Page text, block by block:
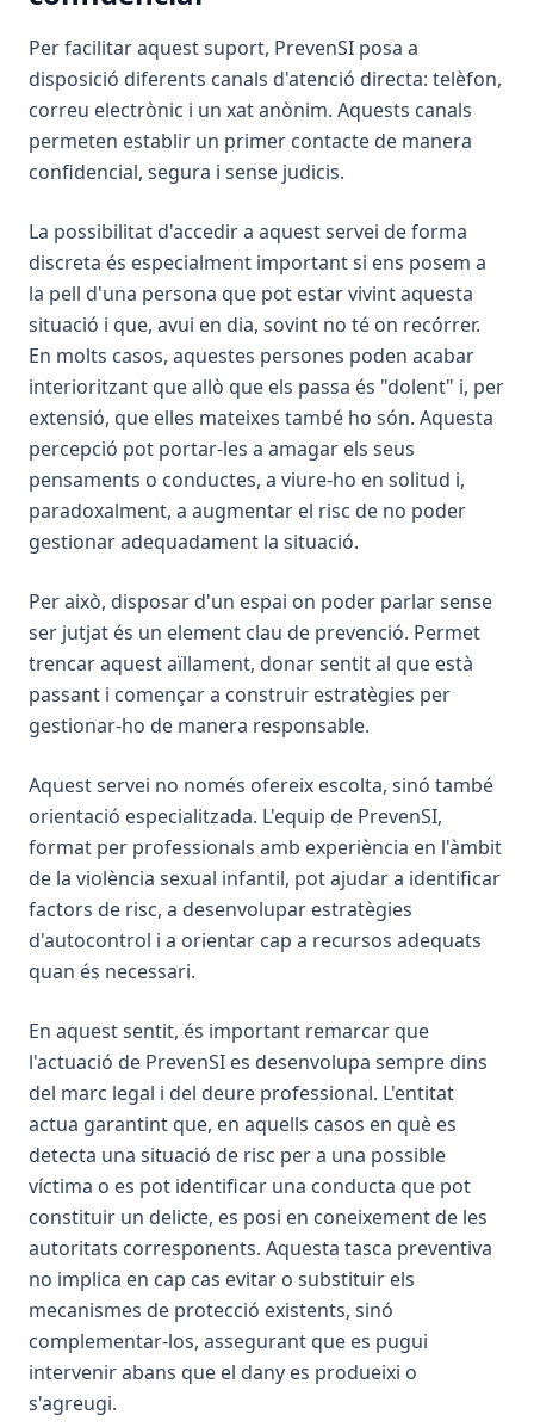
Per facilitar aquest suport, PrevenSI posa a
disposició diferents canals d'atenció directa: telèfon,
correu electrònic i un xat anònim. Aquests canals
permeten establir un primer contacte de manera
confidencial, segura i sense judicis.
La possibilitat d'accedir a aquest servei de forma
discreta és especialment important si ens posem a
la pell d'una persona que pot estar vivint aquesta
situació i que, avui en dia, sovint no té on recórrer.
En molts casos, aquestes persones poden acabar
interioritzant que allò que els passa és "dolent" i, per
extensió, que elles mateixes també ho són. Aquesta
percepció pot portar-les a amagar els seus
pensaments o conductes, a viure-ho en solitud i,
paradoxalment, a augmentar el risc de no poder
gestionar adequadament la situació.
Per això, disposar d'un espai on poder parlar sense
ser jutjat és un element clau de prevenció. Permet
trencar aquest aïllament, donar sentit al que està
passant i començar a construir estratègies per
gestionar-ho de manera responsable.
Aquest servei no només ofereix escolta, sinó també
orientació especialitzada. L'equip de PrevenSI,
format per professionals amb experiència en l'àmbit
de la violència sexual infantil, pot ajudar a identificar
factors de risc, a desenvolupar estratègies
d'autocontrol i a orientar cap a recursos adequats
quan és necessari.
En aquest sentit, és important remarcar que
l'actuació de PrevenSI es desenvolupa sempre dins
del marc legal i del deure professional. L'entitat
actua garantint que, en aquells casos en què es
detecta una situació de risc per a una possible
víctima o es pot identificar una conducta que pot
constituir un delicte, es posi en coneixement de les
autoritats corresponents. Aquesta tasca preventiva
no implica en cap cas evitar o substituir els
mecanismes de protecció existents, sinó
complementar-los, assegurant que es pugui
intervenir abans que el dany es produeixi o
s'agreugi.